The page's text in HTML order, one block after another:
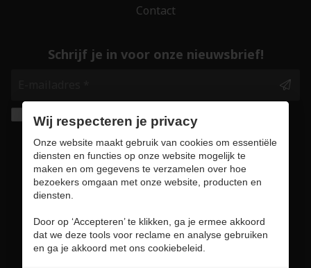
Contact
Schrijf je in voor onze nieuwsbrief!
Ik geef de toestemming om mijn gegevens te
bewaren en verwerken zoals aangegeven in
onzeprivacy statement. *
Wij respecteren je privacy
Onze website maakt gebruik van cookies om essentiële
diensten en functies op onze website mogelijk te
maken en om gegevens te verzamelen over hoe
bezoekers omgaan met onze website, producten en
diensten.
Door op ‘Accepteren’ te klikken, ga je ermee akkoord
dat we deze tools voor reclame en analyse gebruiken
en ga je akkoord met ons cookiebeleid.